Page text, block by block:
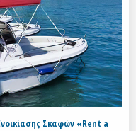
Σκαφών «Rent a